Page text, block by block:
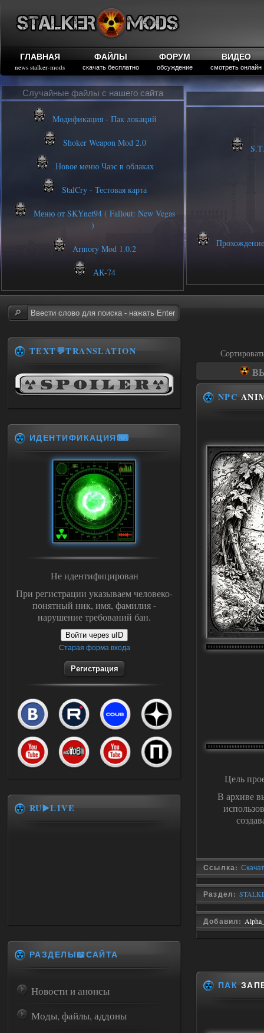
ГЛАВНАЯ
news stalker-mods
ФАЙЛЫ
скачать бесплатно
ФОРУМ
обсуждение
ВИДЕО
смотреть онлайн
Случайные файлы с нашего сайта
Модификация - Пак локаций
Shoker Weapon Mod 2.0
Новое меню Чаэс в облаках
StalCry - Тестовая карта
Меню от SKYnet94 ( Fallout: New Vegas
)
Armory Mod 1.0.2
АК-74
NPC
Цель
В архиве
Ссылка:
Раздел:
Добавил:
ПАК
TEXT💬TRANSLATION
ИДЕНТИФИКАЦИЯ⌨
Не идентифицирован
При регистрации указываем человеко-
понятный ник, имя, фамилия -
нарушение требований бан.
Войти через uID
Старая форма входа
Регистрация
RU▶️LIVE
РАЗДЕЛЫ📖САЙТА
Новости и анонсы
Моды, файлы, аддоны